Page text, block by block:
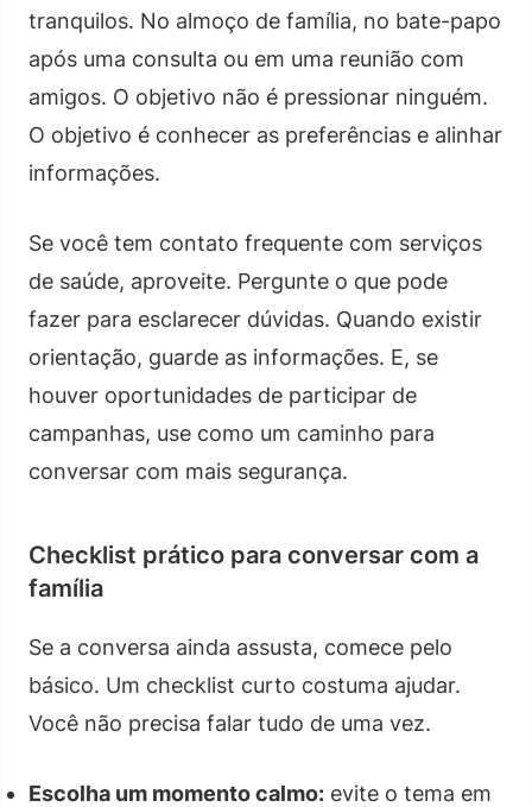
tranquilos. No almoço de família, no bate-papo
após uma consulta ou em uma reunião com
amigos. O objetivo não é pressionar ninguém.
O objetivo é conhecer as preferências e alinhar
informações.
Se você tem contato frequente com serviços
de saúde, aproveite. Pergunte o que pode
fazer para esclarecer dúvidas. Quando existir
orientação, guarde as informações. E, se
houver oportunidades de participar de
campanhas, use como um caminho para
conversar com mais segurança.
Checklist prático para conversar com a
família
Se a conversa ainda assusta, comece pelo
básico. Um checklist curto costuma ajudar.
Você não precisa falar tudo de uma vez.
Escolha um momento calmo: evite o tema em